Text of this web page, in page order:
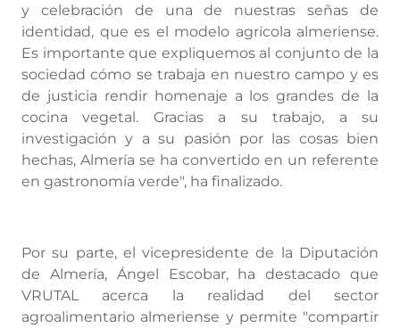
y celebración de una de nuestras señas de
identidad, que es el modelo agrícola almeriense.
Es importante que expliquemos al conjunto de la
sociedad cómo se trabaja en nuestro campo y es
de justicia rendir homenaje a los grandes de la
cocina vegetal. Gracias a su trabajo, a su
investigación y a su pasión por las cosas bien
hechas, Almería se ha convertido en un referente
en gastronomía verde", ha finalizado.
Por su parte, el vicepresidente de la Diputación
de Almería, Ángel Escobar, ha destacado que
VRUTAL acerca la realidad del sector
agroalimentario almeriense y permite "compartir